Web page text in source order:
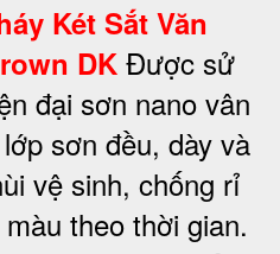
Két Sắt Văn
DK Được sử
đại sơn nano vân
sơn đều, dày và
vệ sinh, chống rỉ
theo thời gian.